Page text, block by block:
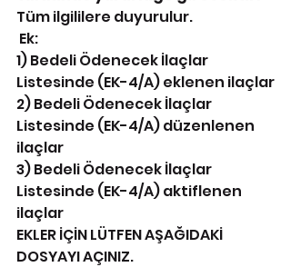
Tüm ilgililere duyurulur.
Ek:
1) Bedeli Ödenecek İlaçlar
Listesinde (EK-4/A) eklenen ilaçlar
2) Bedeli Ödenecek İlaçlar
Listesinde (EK-4/A) düzenlenen
ilaçlar
3) Bedeli Ödenecek İlaçlar
Listesinde (EK-4/A) aktiflenen
ilaçlar
EKLER İÇİN LÜTFEN AŞAĞIDAKİ
DOSYAYI AÇINIZ.